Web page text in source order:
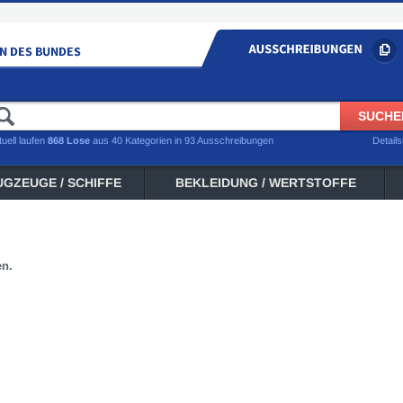
laufen 868 Lose aus 40 Kategorien in 93 Ausschreibungen
/ SCHIFFE BEKLEIDUNG / WERTSTOFFE